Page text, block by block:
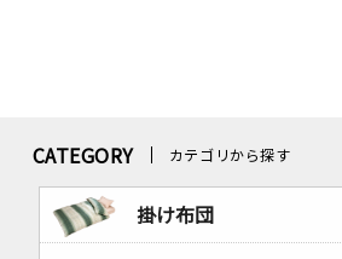
CATEGORY カテゴリから探す
掛け布団